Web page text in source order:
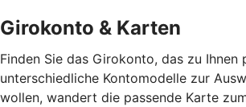
Girokonto & Karten
Finden Sie das Girokonto, das zu Ihnen
unterschiedliche Kontomodelle zur
wollen, wandert die passende Karte